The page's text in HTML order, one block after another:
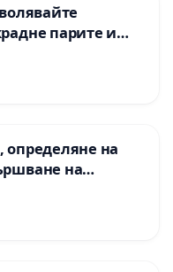
парите и
определяне на
на
пътен възел АМ
- к.к.